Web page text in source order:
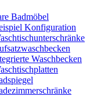
Badmöbel
Konfiguration
Waschbecken